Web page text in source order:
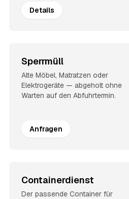
Details
Sperrmüll
Alte Möbel, Matratzen oder
Elektrogeräte — abgeholt ohne
Warten auf den Abfuhrtermin.
Anfragen
Containerdienst
Der passende Container für